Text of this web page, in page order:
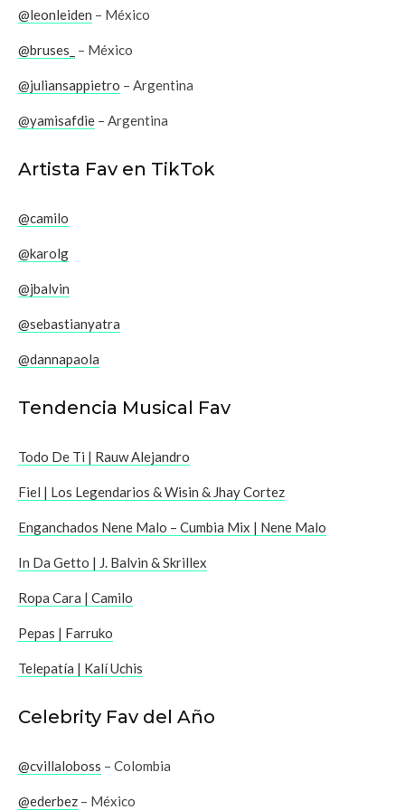
@leonleiden – México
@bruses_ – México
@juliansappietro – Argentina
@yamisafdie – Argentina
Artista Fav en TikTok
@camilo
@karolg
@jbalvin
@sebastianyatra
@dannapaola
Tendencia Musical Fav
Todo De Ti | Rauw Alejandro
Fiel | Los Legendarios & Wisin & Jhay Cortez
Enganchados Nene Malo – Cumbia Mix | Nene Malo
In Da Getto | J. Balvin & Skrillex
Ropa Cara | Camilo
Pepas | Farruko
Telepatía | Kalí Uchis
Celebrity Fav del Año
@cvillaloboss – Colombia
@ederbez – México